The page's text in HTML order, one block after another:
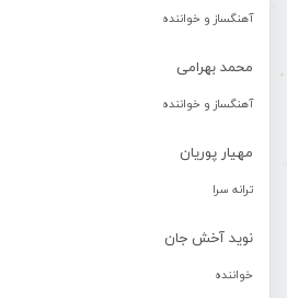
آهنگساز و خواننده
محمد بهرامی
آهنگساز و خواننده
مهیار پوریان
ترانه سرا
نوید آخش جان
خواننده